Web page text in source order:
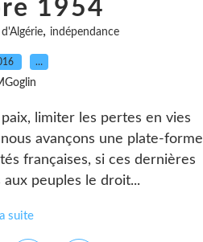
1954
, indépendance
…
limiter les pertes en vies
avançons une plate-forme
françaises, si ces dernières
peuples le droit...
suite